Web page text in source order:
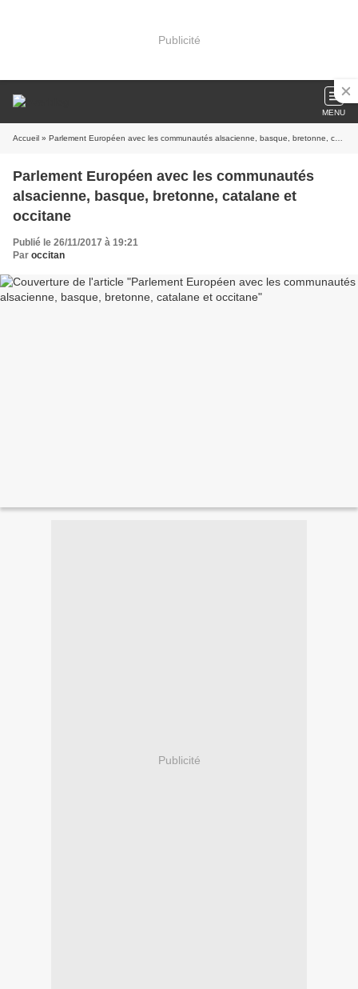
Publicité
MENU
Accueil » Parlement Européen avec les communautés alsacienne, basque, bretonne, catalane et occitane
Parlement Européen avec les communautés
alsacienne, basque, bretonne, catalane et
occitane
Publié le 26/11/2017 à 19:21
Par occitan
Publicité